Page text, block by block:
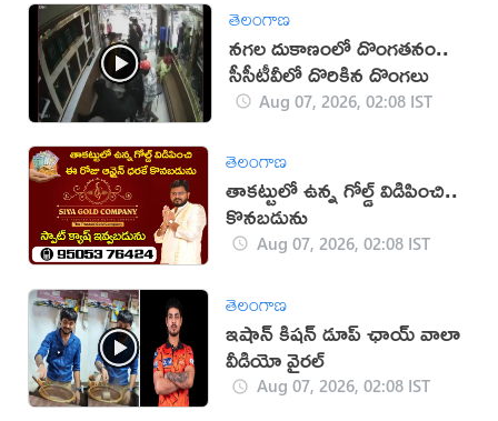
తెలంగాణ
నగల దుకాణంలో దొంగతనం..
సీసీటీవీలో దొరికిన దొంగలు
Aug 07, 2026, 02:08 IST
తెలంగాణ
తాకట్టులో ఉన్న గోల్డ్ విడిపించి..
కొనబడును
Aug 07, 2026, 02:08 IST
తెలంగాణ
ఇషాన్ కిషన్ డూప్ ఛాయ్ వాలా
వీడియో వైరల్
Aug 07, 2026, 02:08 IST